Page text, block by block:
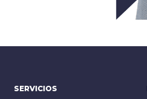
SERVICIOS